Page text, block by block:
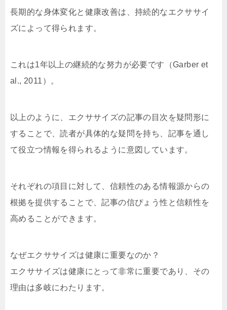
長期的な身体変化と健康改善は、持続的なエクササイ
ズによって得られます。
これは1年以上の継続的な努力が必要です（Garber et
al., 2011）。
以上のように、エクササイズの記事の目次を疑問形に
することで、読者が具体的な疑問を持ち、記事を通し
て役立つ情報を得られるように意図しています。
それぞれの項目に対して、信頼性のある情報源からの
根拠を提供することで、記事の信ぴょう性と信頼性を
高めることができます。
なぜエクササイズは健康に重要なのか？
エクササイズは健康にとって非常に重要であり、その
理由は多岐にわたります。